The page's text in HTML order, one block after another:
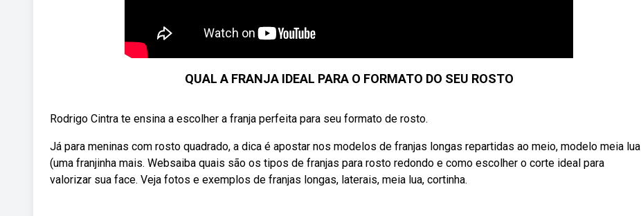
QUAL A FRANJA IDEAL PARA O FORMATO DO SEU ROSTO
Rodrigo Cintra te ensina a escolher a franja perfeita para seu formato de rosto.
Já para meninas com rosto quadrado, a dica é apostar nos modelos de franjas longas repartidas ao meio, modelo meia lua
(uma franjinha mais. Websaiba quais são os tipos de franjas para rosto redondo e como escolher o corte ideal para
valorizar sua face. Veja fotos e exemplos de franjas longas, laterais, meia lua, cortinha.